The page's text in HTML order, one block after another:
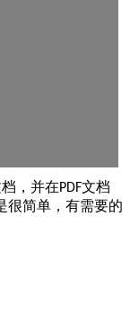
，并在PDF文档
很简单，有需要的